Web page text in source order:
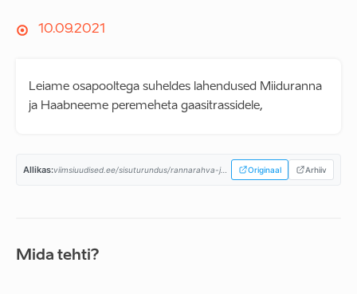
10.09.2021
Leiame osapooltega suheldes lahendused Miiduranna
ja Haabneeme peremeheta gaasitrassidele,
Allikas: viimsiuudised.ee/sisuturundus/rannarahva-ja-kogukondade-liidu-valimisprogramm/... Originaal Arhiiv
Mida tehti?